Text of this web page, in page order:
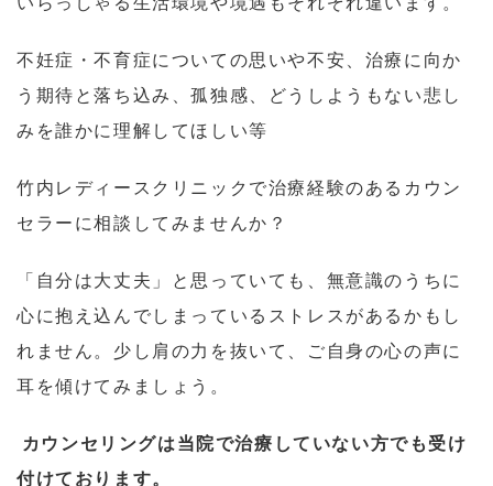
不妊症・不育症についての思いや不安、治療に向か
う期待と落ち込み、孤独感、どうしようもない悲し
みを誰かに理解してほしい等
竹内レディースクリニックで治療経験のあるカウン
セラーに相談してみませんか？
「自分は大丈夫」と思っていても、無意識のうちに
心に抱え込んでしまっているストレスがあるかもし
れません。少し肩の力を抜いて、ご自身の心の声に
耳を傾けてみましょう。
カウンセリングは当院で治療していない方でも受け
付けております。